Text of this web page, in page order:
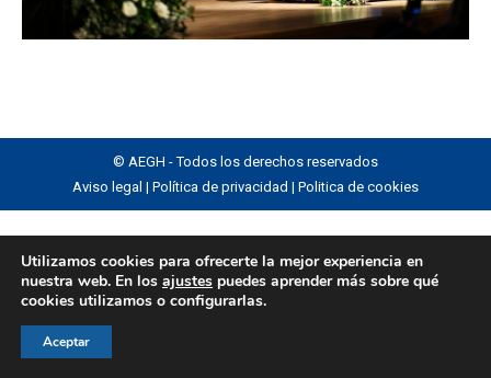
© AEGH - Todos los derechos reservados
Aviso legal | Política de privacidad | Politica de cookies
Utilizamos cookies para ofrecerte la mejor experiencia en
nuestra web. En los ajustes puedes aprender más sobre qué
cookies utilizamos o configurarlas.
Aceptar